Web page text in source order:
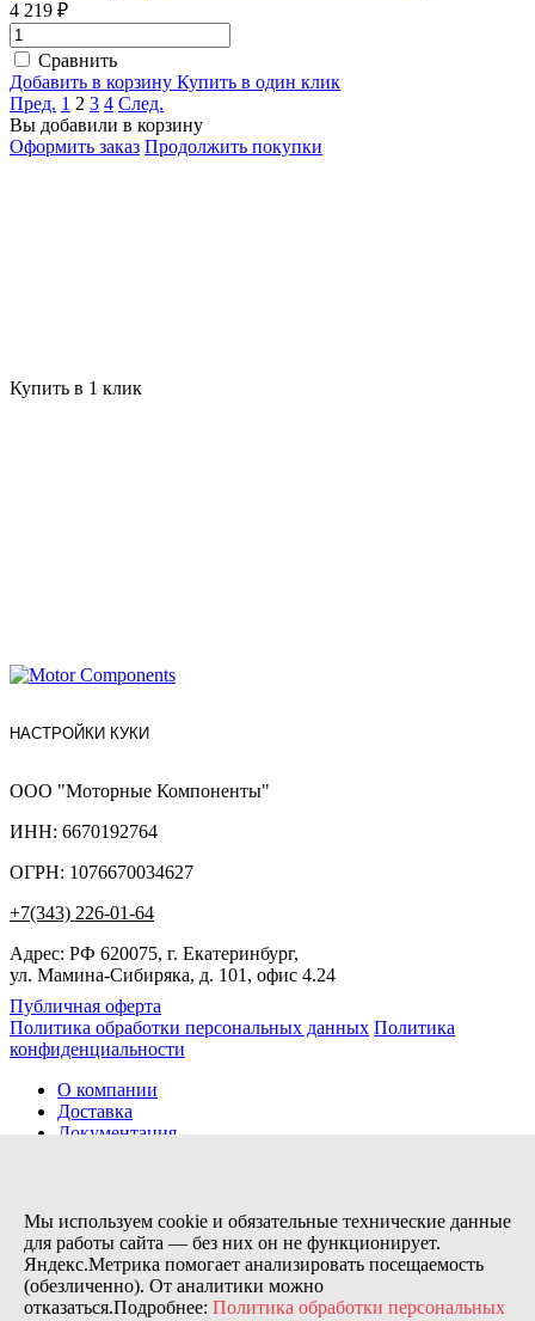
4 219 ₽
Сравнить
Добавить в корзину Купить в один клик
Пред. 1 2 3 4 След.
Вы добавили в корзину
Оформить заказ Продолжить покупки
Купить в 1 клик
НАСТРОЙКИ КУКИ
ООО "Моторные Компоненты"
ИНН: 6670192764
ОГРН: 1076670034627
+7(343) 226-01-64
Адрес: РФ 620075, г. Екатеринбург,
ул. Мамина-Сибиряка, д. 101, офис 4.24
Публичная оферта
Политика обработки персональных данных Политика
конфиденциальности
О компании
Доставка
Документация
Контакты
Заказов сегодня / Всего
Мы используем cookie и обязательные технические данные
для работы сайта — без них он не функционирует.
Яндекс.Метрика помогает анализировать посещаемость
(обезличенно). От аналитики можно
отказаться.Подробнее: Политика обработки персональных